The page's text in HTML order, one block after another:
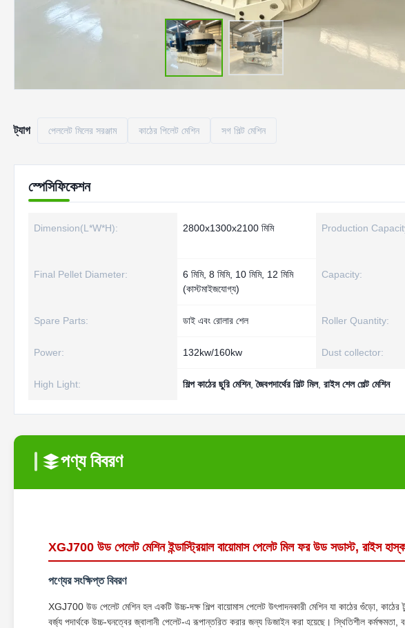
ট্যাগ পেললেট মিলের সরঞ্জাম কাঠের পিলেট মেশিন সগ পিল্ট মেশিন
স্পেসিফিকেশন
Dimension(L*W*H): 2800x1300x2100 মিমি Production
Final Pellet Diameter:
6 মিমি, 8 মিমি, 10 মিমি, 12 মিমি
(কাস্টমাইজযোগ্য)
Capacity:
Spare Parts: ডাই এবং রোলার শেল Roller Quantity:
Power: 132kw/160kw Dust collector:
High Light: শিল্প কাঠের ছুরি মেশিন,জৈবপদার্থের পিল্ট মিল, রাইস শেল পেল্ট মেশিন
পণ্য বিবরণ
XGJ700 উড পেলেট মেশিন ইন্ডাস্ট্রিয়াল বায়োমাস পেলেট মিল ফর উড সডাস্ট, রাইস
পণ্যের সংক্ষিপ্ত বিবরণ
XGJ700 উড পেলেট মেশিন হল একটি উচ্চ-দক্ষ শিল্প বায়োমাস পেলেট উৎপাদনকারী মেশিন যা কাঠের গুঁড়ো,
বর্জ্য পদার্থকে উচ্চ-ঘনত্বের জ্বালানী পেলেট-এ রূপান্তরিত করার জন্য ডিজাইন করা হয়েছে। স্থিতিশীল